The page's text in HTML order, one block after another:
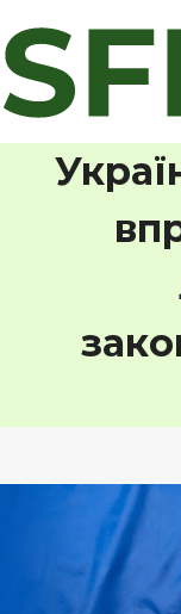
до
вмісту